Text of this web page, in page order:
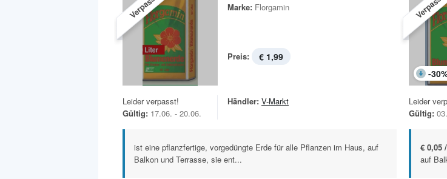
Marke: Florgamin
Preis: € 1,99
Leider verpasst!
Gültig: 17.06. - 20.06.
Händler: V-Markt
ist eine pflanzfertige, vorgedüngte Erde für alle Pflanzen im Haus, auf
Balkon und Terrasse, sie ent...
-30
Leider
Gültig:
€ 0,05
auf